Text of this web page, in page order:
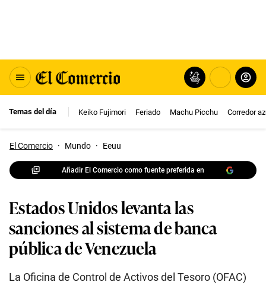
Temas del día Keiko Fujimori Feriado Machu Picchu Corredor
El Comercio · Mundo · Eeuu
Añadir El Comercio como fuente preferida en
Estados Unidos levanta las
sanciones al sistema de banca
pública de Venezuela
La Oficina de Control de Activos del Tesoro (OFAC)